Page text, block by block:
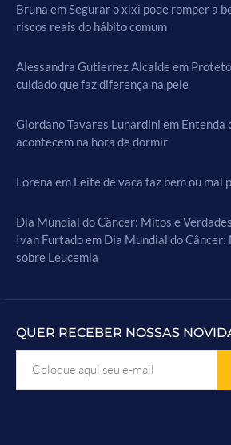
Bruna em Segurar o xixi pode romper a
riscos reais do hábito comum
Alessandra Gutierrez Alcaldeem
cuidado que faz diferença na pele
Giordano Tavares Lunardini em Entenda
acontecem na hora de dormir
Lorena em Leite de vaca faz bem ou mal
Dia Mundial do Câncer: Mitos e
Ivan Furtadoem Dia Mundial do Câncer:
sobre Leucemia
QUER RECEBER NOSSAS